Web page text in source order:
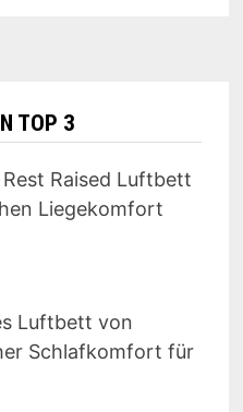
TOP 3
Raised Luftbett
Liegekomfort
Luftbett von
Schlafkomfort für